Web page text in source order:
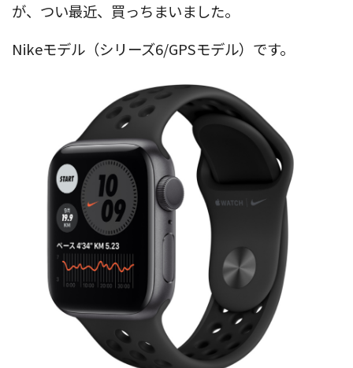
が、つい最近、買っちまいました。
Nikeモデル（シリーズ6/GPSモデル）です。